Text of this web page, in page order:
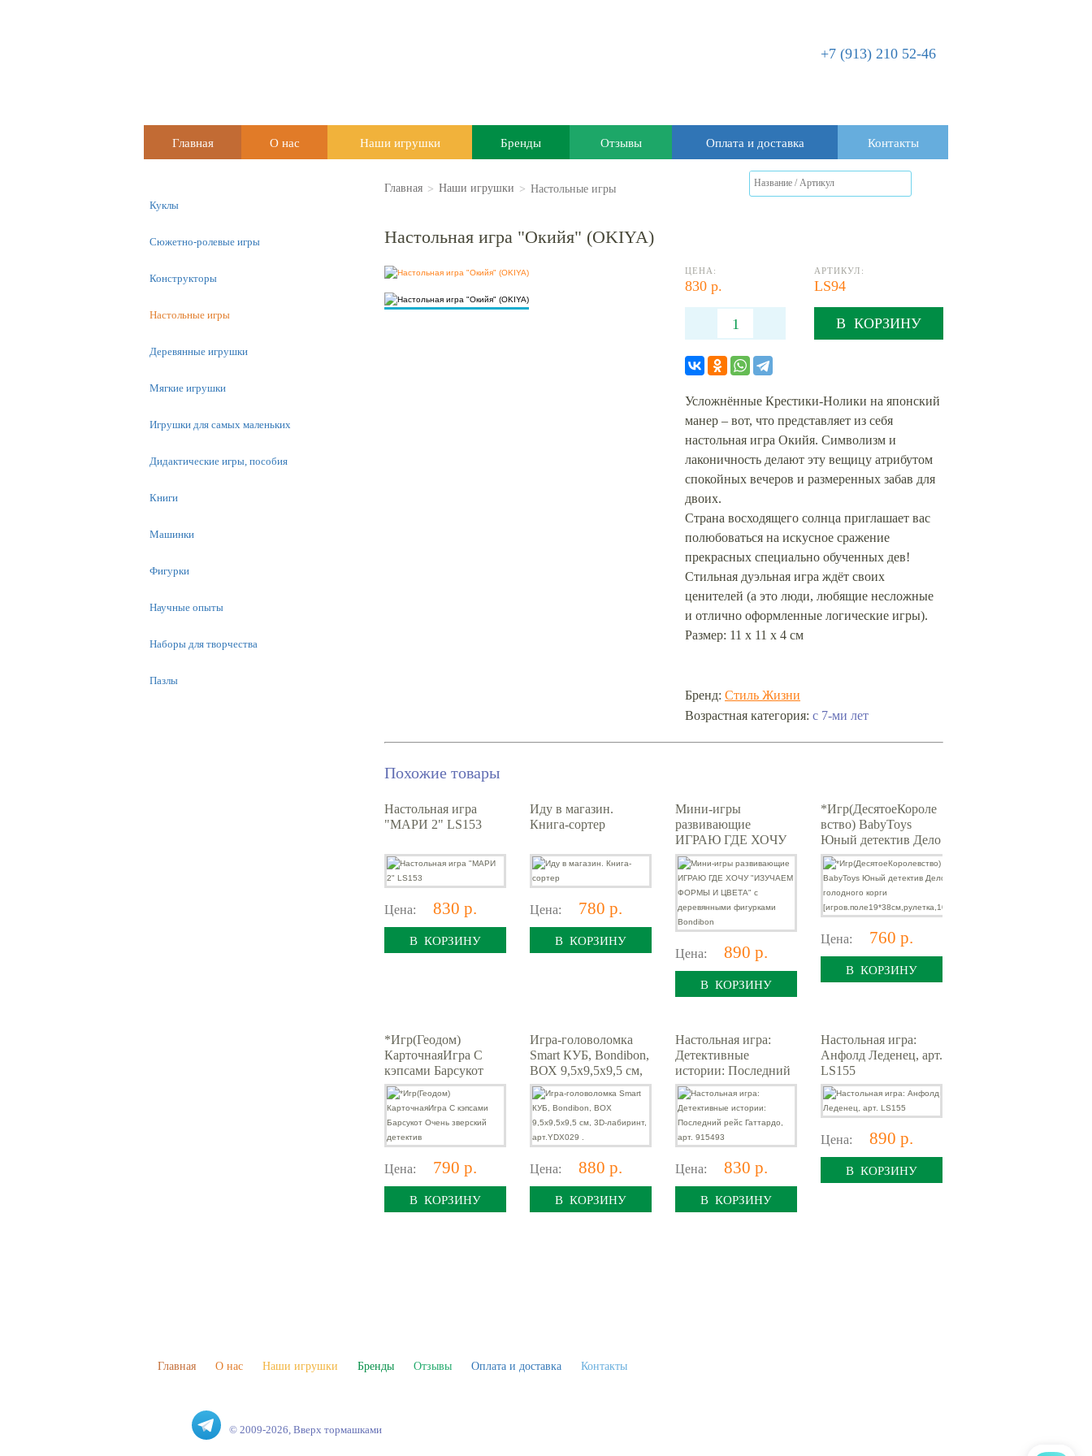
+7 (913) 210 52-46
Главная О нас Наши игрушки Бренды Отзывы Оплата и доставка Контакты
Главная > Наши игрушки > Настольные игры
Настольная игра "Окийя" (OKIYA)
ЦЕНА:
830 р.
АРТИКУЛ:
LS94
В КОРЗИНУ
Усложнённые Крестики-Нолики на японский
манер – вот, что представляет из себя
настольная игра Окийя. Символизм и
лаконичность делают эту вещицу атрибутом
спокойных вечеров и размеренных забав для
двоих.
Страна восходящего солнца приглашает вас
полюбоваться на искусное сражение
прекрасных специально обученных дев!
Стильная дуэльная игра ждёт своих
ценителей (а это люди, любящие несложные
и отлично оформленные логические игры).
Размер: 11 х 11 х 4 см
Бренд: Стиль Жизни
Возрастная категория: с 7-ми лет
Похожие товары
Настольная игра
"МАРИ 2" LS153
Цена: 830 р.
В КОРЗИНУ
Иду в магазин.
Книга-сортер
Цена: 780 р.
В КОРЗИНУ
Мини-игры
развивающие
ИГРАЮ ГДЕ ХОЧУ
"ИЗУЧАЕМ ФОРМЫ
И ЦВЕТА" с
деревянными
фигурками Bondibon
Цена: 890 р.
В КОРЗИНУ
*Игр(ДесятоеКороле
вство) BabyToys
Юный детектив Дело
голодного корги
[игров.поле19*38см,р
улетка,108к
Цена: 760 р.
В КОРЗИНУ
*Игр(Геодом)
КарточнаяИгра С
кэпсами Барсукот
Очень зверский
детектив
Цена: 790 р.
В КОРЗИНУ
Игра-головоломка
Smart КУБ, Bondibon,
ВОХ 9,5х9,5х9,5 см,
3D-лабиринт,
арт.YDX029 .
Цена: 880 р.
В КОРЗИНУ
Настольная игра:
Детективные
истории: Последний
рейс Гаттардо, арт.
915493
Цена: 830 р.
В КОРЗИНУ
Настольная игра:
Анфолд Леденец, арт.
LS155
Цена: 890 р.
В КОРЗИНУ
Куклы
Сюжетно-ролевые игры
Конструкторы
Настольные игры
Деревянные игрушки
Мягкие игрушки
Игрушки для самых маленьких
Дидактические игры, пособия
Книги
Машинки
Фигурки
Научные опыты
Наборы для творчества
Пазлы
Главная О нас Наши игрушки Бренды Отзывы Оплата и доставка Контакты
© 2009-2026, Вверх тормашками